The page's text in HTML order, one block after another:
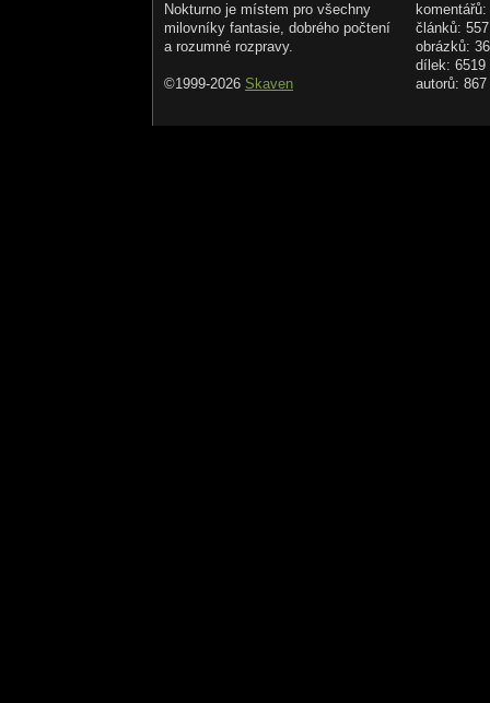
Nokturno je místem pro všechny
milovníky fantasie, dobrého počtení
a rozumné rozpravy.
©1999-2026 Skaven
článků: 557
obrázků:
dílek: 6519
autorů: 867